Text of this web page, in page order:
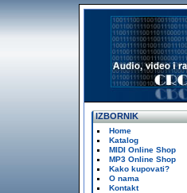
IZBORNIK
Home
Katalog
MIDI Online Shop
MP3 Online Shop
Kako kupovati?
O nama
Kontakt